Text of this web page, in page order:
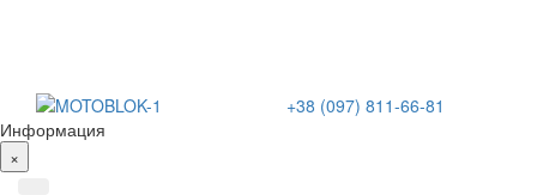
+38 (097) 811-66-81
Информация
×